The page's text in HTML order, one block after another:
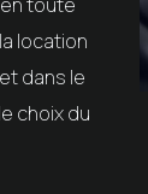
location
dans le
choix du